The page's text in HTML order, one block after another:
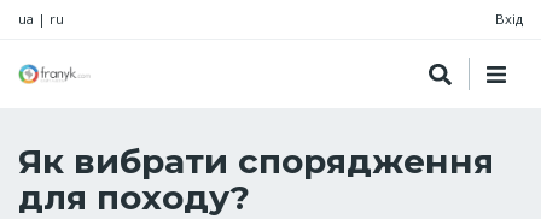
ua | ru Вхід
Як вибрати спорядження
для походу?